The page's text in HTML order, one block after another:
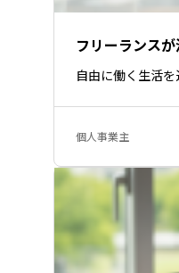
フリーランス
自由に働く生活
個人事業主